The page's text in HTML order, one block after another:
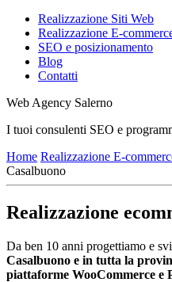
Realizzazione Siti Web
Realizzazione E-
SEO e posizionamento
Blog
Contatti
Web Agency Salerno
I tuoi consulenti SEO e
Home Realizzazione E-
Casalbuono
Realizzazione
Da ben 10 anni progettiamo e
Casalbuono e in tutta la
piattaforme WooCommerce e